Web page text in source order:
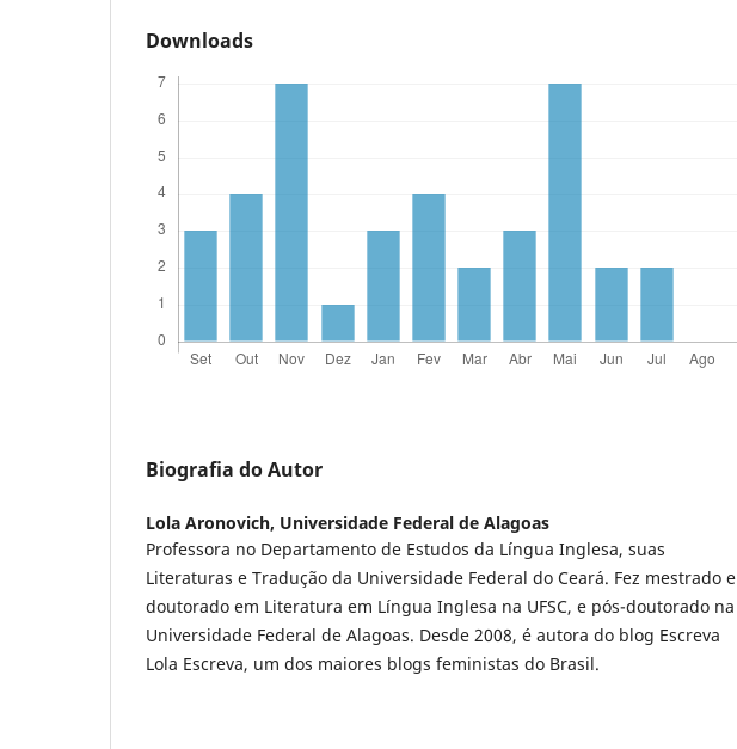
Downloads
Biografia do Autor
Lola Aronovich, Universidade Federal de Alagoas
Professora no Departamento de Estudos da Língua Inglesa, suas
Literaturas e Tradução da Universidade Federal do Ceará. Fez mestrado e
doutorado em Literatura em Língua Inglesa na UFSC, e pós-doutorado na
Universidade Federal de Alagoas. Desde 2008, é autora do blog Escreva
Lola Escreva, um dos maiores blogs feministas do Brasil.